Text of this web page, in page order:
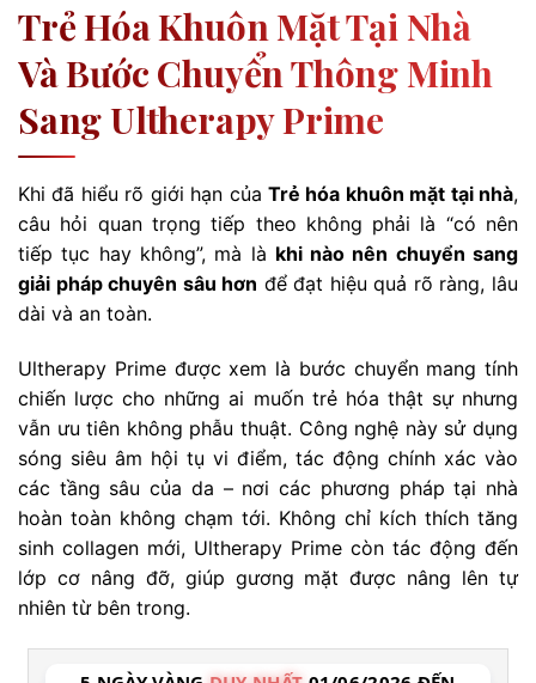
Trẻ Hóa Khuôn Mặt Tại Nhà
Và Bước Chuyển Thông Minh
Sang Ultherapy Prime
Khi đã hiểu rõ giới hạn của Trẻ hóa khuôn mặt tại nhà,
câu hỏi quan trọng tiếp theo không phải là “có nên
tiếp tục hay không”, mà là khi nào nên chuyển sang
giải pháp chuyên sâu hơn để đạt hiệu quả rõ ràng, lâu
dài và an toàn.
Ultherapy Prime được xem là bước chuyển mang tính
chiến lược cho những ai muốn trẻ hóa thật sự nhưng
vẫn ưu tiên không phẫu thuật. Công nghệ này sử dụng
sóng siêu âm hội tụ vi điểm, tác động chính xác vào
các tầng sâu của da – nơi các phương pháp tại nhà
hoàn toàn không chạm tới. Không chỉ kích thích tăng
sinh collagen mới, Ultherapy Prime còn tác động đến
lớp cơ nâng đỡ, giúp gương mặt được nâng lên tự
nhiên từ bên trong.